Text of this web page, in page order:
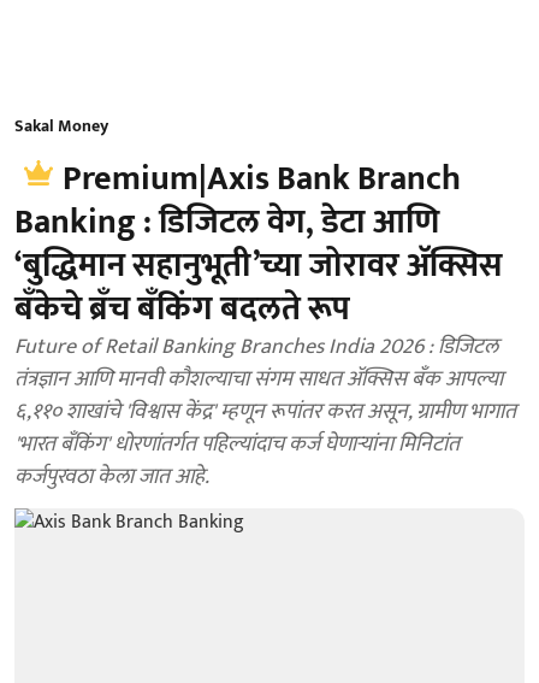
Sakal Money
Premium|Axis Bank Branch
Banking : डिजिटल वेग, डेटा आणि
‘बुद्धिमान सहानुभूती’च्या जोरावर अ‍ॅक्सिस
बँकेचे ब्रँच बँकिंग बदलते रूप
Future of Retail Banking Branches India 2026 : डिजिटल
तंत्रज्ञान आणि मानवी कौशल्याचा संगम साधत अ‍ॅक्सिस बँक आपल्या
६,११० शाखांचे 'विश्वास केंद्र' म्हणून रूपांतर करत असून, ग्रामीण भागात
'भारत बँकिंग' धोरणांतर्गत पहिल्यांदाच कर्ज घेणाऱ्यांना मिनिटांत
कर्जपुरवठा केला जात आहे.